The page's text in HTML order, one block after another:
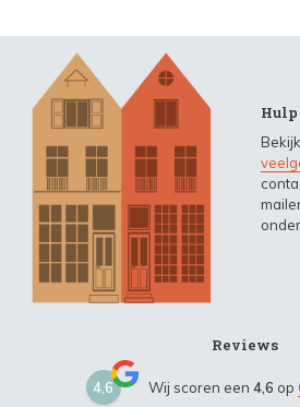
Reviews
4,6 Wij scoren een 4,6 op